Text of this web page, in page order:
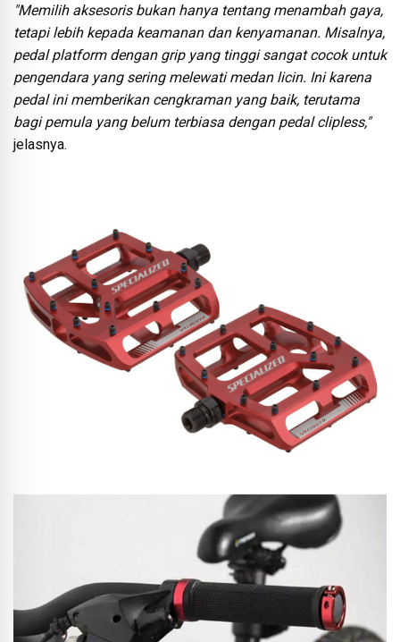
"Memilih aksesoris bukan hanya tentang menambah gaya,
tetapi lebih kepada keamanan dan kenyamanan. Misalnya,
pedal platform dengan grip yang tinggi sangat cocok untuk
pengendara yang sering melewati medan licin. Ini karena
pedal ini memberikan cengkraman yang baik, terutama
bagi pemula yang belum terbiasa dengan pedal clipless,"
jelasnya.